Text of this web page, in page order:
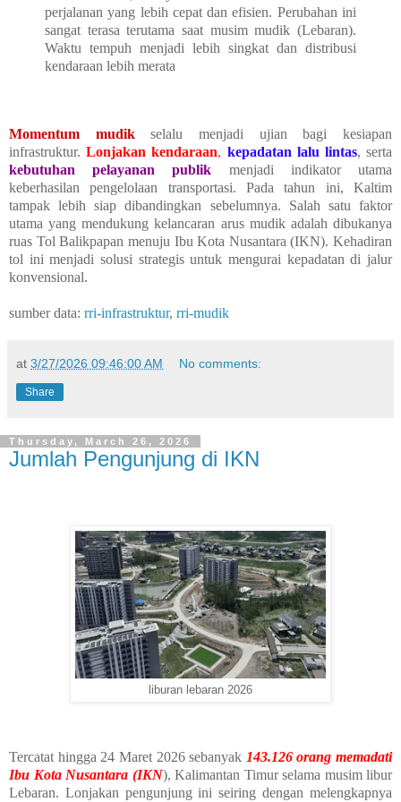
perjalanan yang lebih cepat dan efisien. Perubahan ini
sangat terasa terutama saat musim mudik (Lebaran).
Waktu tempuh menjadi lebih singkat dan distribusi
kendaraan lebih merata
Momentum mudikselalu menjadi ujian bagi kesiapan
infrastruktur.Lonjakan kendaraan, kepadatan lalu lintas, serta
kebutuhan pelayanan publik menjadi indikator utama
keberhasilan pengelolaan transportasi. Pada tahun ini, Kaltim
tampak lebih siap dibandingkan sebelumnya. Salah satu faktor
utama yang mendukung kelancaran arus mudik adalah dibukanya
ruas Tol Balikpapan menuju Ibu Kota Nusantara (IKN). Kehadiran
tol ini menjadi solusi strategis untuk mengurai kepadatan di jalur
konvensional.
sumber data: rri-infrastruktur, rri-mudik
at 3/27/2026 09:46:00 AM No comments:
Share
Thursday, March 26, 2026
Jumlah Pengunjung di IKN
liburan lebaran 2026
Tercatat hingga 24 Maret 2026 sebanyak 143.126 orang memadati
Ibu Kota Nusantara (IKN), Kalimantan Timur selama musim libur
Lebaran. Lonjakan pengunjung ini seiring dengan melengkapnya